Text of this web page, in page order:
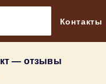
Контакты
— отзывы